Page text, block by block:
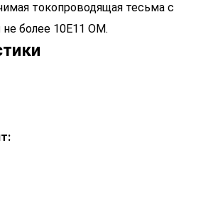
токопроводящая тесьма с
более 10E11 ОМ.